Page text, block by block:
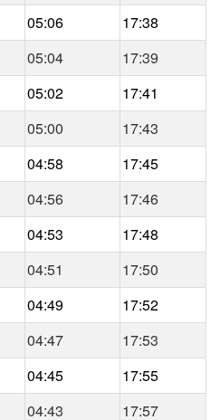
05:06
17:38
05:04
17:39
05:02
17:41
05:00
17:43
04:58
17:45
04:56
17:46
04:53
17:48
04:51
17:50
04:49
17:52
04:47
17:53
04:45
17:55
04:43
17:57